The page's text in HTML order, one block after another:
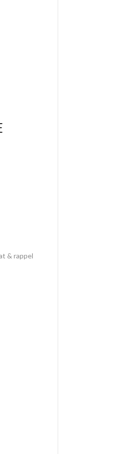
& rappel